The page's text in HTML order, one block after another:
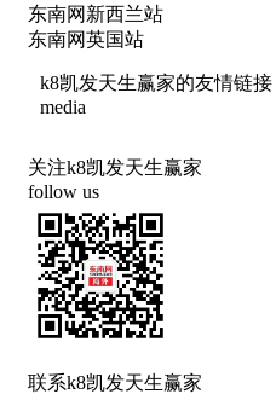
东南网新西兰站
东南网英国站
k8凯发天生赢家的友情链接
media
关注k8凯发天生赢家
follow us
联系k8凯发天生赢家